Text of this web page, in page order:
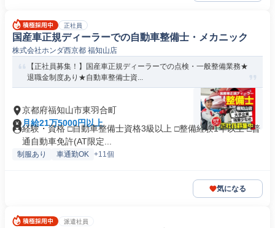
正社員
国産車正規ディーラーでの自動車整備士・メカニック
株式会社ホンダ西京都 福知山店
【正社員募集！】国産車正規ディーラーでの点検・一般整備業務★
退職金制度あり★自動車整備士資...
京都府福知山市東羽合町
月給21万5000円以上
経験・資格 □自動車整備士資格3級以上 □整備経験1年以上 □普
通自動車免許(AT限定...
制服あり 車通勤OK +11個
気になる
派遣社員